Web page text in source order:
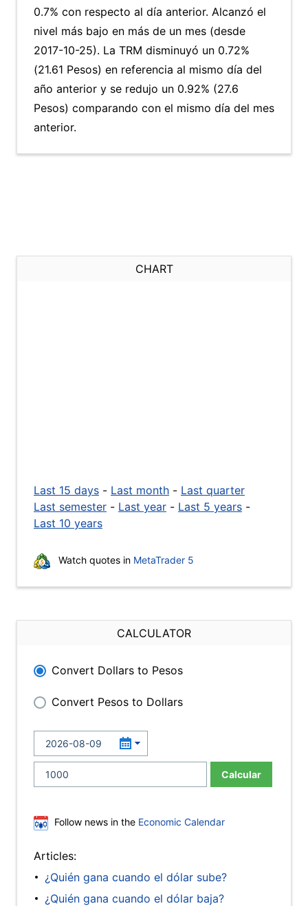
0.7% con respecto al día anterior. Alcanzó el
nivel más bajo en más de un mes (desde
2017-10-25). La TRM disminuyó un 0.72%
(21.61 Pesos) en referencia al mismo día del
año anterior y se redujo un 0.92% (27.6
Pesos) comparando con el mismo día del mes
anterior.
CHART
Last 15 days - Last month - Last quarter
Last semester - Last year - Last 5 years -
Last 10 years
Watch quotes in MetaTrader 5
CALCULATOR
Convert Dollars to Pesos
Convert Pesos to Dollars
Calcular
Follow news in the Economic Calendar
Articles:
¿Quién gana cuando el dólar sube?
¿Quién gana cuando el dólar baja?